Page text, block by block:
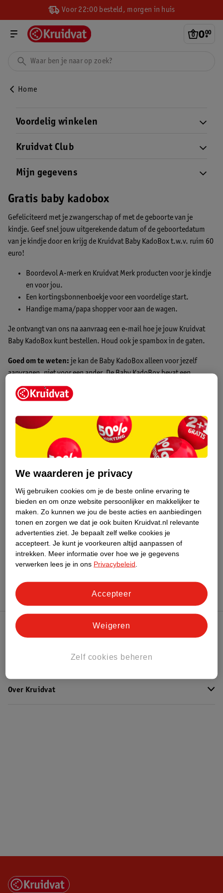
Voor 22:00 besteld, morgen in huis
0.
00
Home
Gratis baby kadobox
Voordelig winkelen
Kruidvat Club
Mijn gegevens
Gefeliciteerd met je zwangerschap of met de geboorte van je
kindje. Geef snel jouw uitgerekende datum of de geboortedatum
van je kindje door en krijg de Kruidvat Baby KadoBox t.w.v. ruim 60
euro!
Boordevol A-merk en Kruidvat Merk producten voor je kindje
en voor jou.
Een kortingsbonnenboekje voor een voordelige start.
Handige mama/papa shopper voor aan de wagen.
Je ontvangt van ons na aanvraag een e-mail hoe je jouw Kruidvat
Baby KadoBox kunt bestellen. Houd ook je spambox in de gaten.
Goed om te weten: je kan de Baby KadoBox alleen voor jezelf
aanvragen, niet voor een ander. De Baby KadoBox bevat een
wisselend, maar aantrekkelijke inhoud.
Baby KadoBox aanvragen
Kruidvat Club
Over Kruidvat
We waarderen je privacy
Wij gebruiken cookies om je de beste online ervaring te
bieden en om onze website persoonlijker en makkelijker te
maken. Zo kunnen we jou de beste acties en aanbiedingen
tonen en zorgen we dat je ook buiten Kruidvat.nl relevante
advertenties ziet. Je bepaalt zelf welke cookies je
accepteert. Je kunt je voorkeuren altijd aanpassen of
intrekken.
Meer informatie over hoe we je gegevens
verwerken lees je in ons Privacybeleid
Zelf cookies beheren
Weigeren
Accepteer